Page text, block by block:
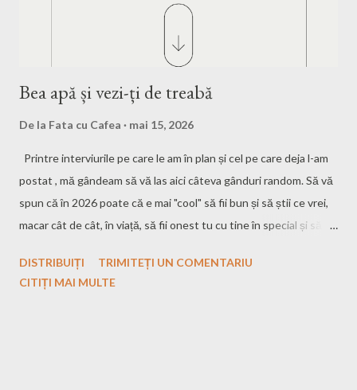
Bea apă și vezi-ți de treabă
De la Fata cu Cafea mai 15, 2026
Printre interviurile pe care le am în plan și cel pe care deja l-am
postat , mă gândeam să vă las aici câteva gânduri random. Să vă
spun că în 2026 poate că e mai "cool" să fii bun și să știi ce vrei,
macar cât de cât, în viață, să fii onest tu cu tine în special și să iți
baie și n-o să ai timp să asculți părerile altora. Una peste alta, am
dat de o tipă care chiar mă inspiră, are un vlog așa relaxant cu
DISTRIBUIȚI
TRIMITEȚI UN COMENTARIU
CITIȚI MAI MULTE